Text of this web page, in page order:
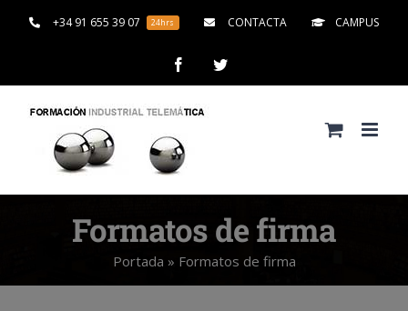
+34 91 655 39 07 24hrs CONTACTA CAMPUS
FacebookTwitter
Formatos de firma
Portada » Formatos de firma